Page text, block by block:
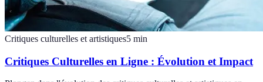
Critiques culturelles et artistiques5 min
Critiques Culturelles en Ligne : Évolution et Impact